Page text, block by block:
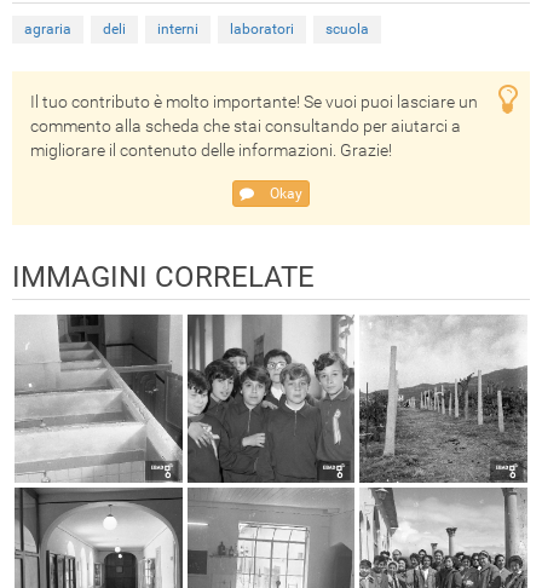
agraria deli interni laboratori scuola
Il tuo contributo è molto importante! Se vuoi puoi lasciare un
commento alla scheda che stai consultando per aiutarci a
migliorare il contenuto delle informazioni. Grazie!
Okay
IMMAGINI CORRELATE